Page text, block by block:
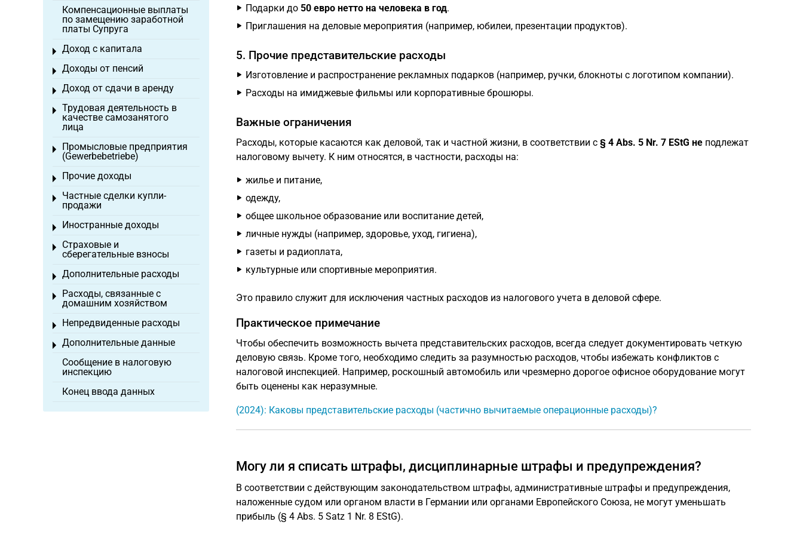
Подарки до 50 евро нетто на человека в год.
Приглашения на деловые мероприятия (например, юбилеи, презентации продуктов).
5. Прочие представительские расходы
Изготовление и распространение рекламных подарков (например, ручки, блокноты с логотипом компании).
Расходы на имиджевые фильмы или корпоративные брошюры.
Важные ограничения
Расходы, которые касаются как деловой, так и частной жизни, в соответствии с § 4 Abs. 5 Nr. 7 EStG неподлежат
налоговому вычету. К ним относятся, в частности, расходы на:
жилье и питание,
одежду,
общее школьное образование или воспитание детей,
личные нужды (например, здоровье, уход, гигиена),
газеты и радиоплата,
культурные или спортивные мероприятия.
Это правило служит для исключения частных расходов из налогового учета в деловой сфере.
Практическое примечание
Чтобы обеспечить возможность вычета представительских расходов, всегда следует документировать четкую
деловую связь. Кроме того, необходимо следить за разумностью расходов, чтобы избежать конфликтов с
налоговой инспекцией. Например, роскошный автомобиль или чрезмерно дорогое офисное оборудование могут
быть оценены как неразумные.
(2024): Каковы представительские расходы (частично вычитаемые операционные расходы)?
Могу ли я списать штрафы, дисциплинарные штрафы и предупреждения?
В соответствии с действующим законодательством штрафы, административные штрафы и предупреждения,
наложенные судом или органом власти в Германии или органами Европейского Союза, не могут уменьшать
прибыль (§ 4 Abs. 5 Satz 1 Nr. 8 EStG).
Компенсационные выплаты
по замещению заработной
платы Супруга
Доход с капитала
Toggle menu
Доходы от пенсий
Toggle menu
Доход от сдачи в аренду
Toggle menu
Трудовая деятельность в
качестве самозанятого
лица
Toggle menu
Промысловые предприятия
(Gewerbebetriebe)
Toggle menu
Прочие доходы
Toggle menu
Частные сделки купли-
продажи
Toggle menu
Иностранные доходы
Toggle menu
Страховые и
сберегательные взносы
Toggle menu
Дополнительные расходы
Toggle menu
Расходы, связанные с
домашним хозяйством
Toggle menu
Непредвиденные расходы
Toggle menu
Дополнительные данные
Toggle menu
Сообщение в налоговую
инспекцию
Конец ввода данных